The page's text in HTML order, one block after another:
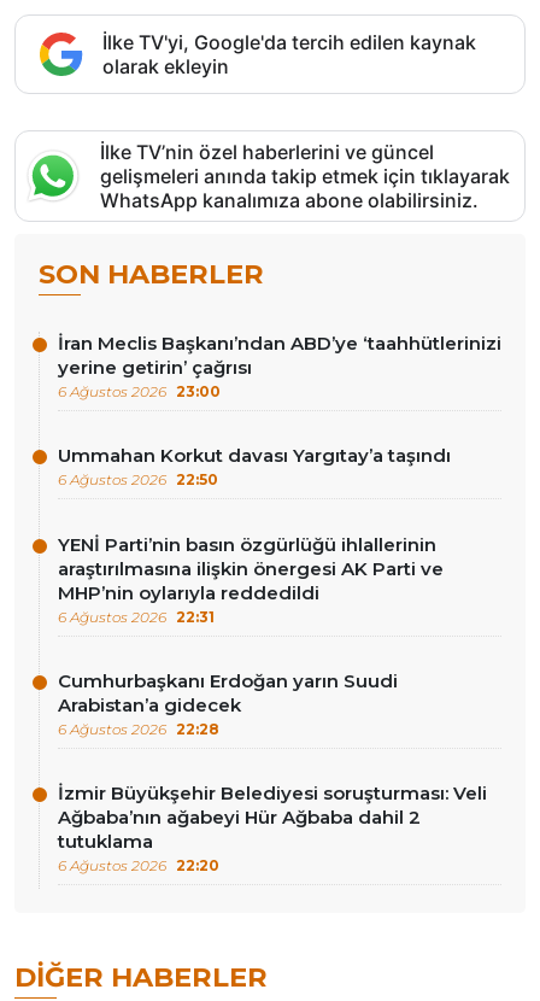
İlke TV'yi, Google'da tercih edilen kaynak
olarak ekleyin
İlke TV’nin özel haberlerini ve güncel
gelişmeleri anında takip etmek için tıklayarak
WhatsApp kanalımıza abone olabilirsiniz.
SON HABERLER
İran Meclis Başkanı’ndan ABD’ye ‘taahhütlerinizi
yerine getirin’ çağrısı
6 Ağustos 2026 23:00
Ummahan Korkut davası Yargıtay’a taşındı
6 Ağustos 2026 22:50
YENİ Parti’nin basın özgürlüğü ihlallerinin
araştırılmasına ilişkin önergesi AK Parti ve
MHP’nin oylarıyla reddedildi
6 Ağustos 2026 22:31
Cumhurbaşkanı Erdoğan yarın Suudi
Arabistan’a gidecek
6 Ağustos 2026 22:28
İzmir Büyükşehir Belediyesi soruşturması: Veli
Ağbaba’nın ağabeyi Hür Ağbaba dahil 2
tutuklama
6 Ağustos 2026 22:20
DIĞER HABERLER